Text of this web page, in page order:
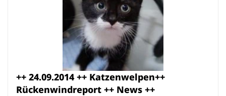
++ 24.09.2014 ++ Katzenwelpen++
Rückenwindreport ++ News ++